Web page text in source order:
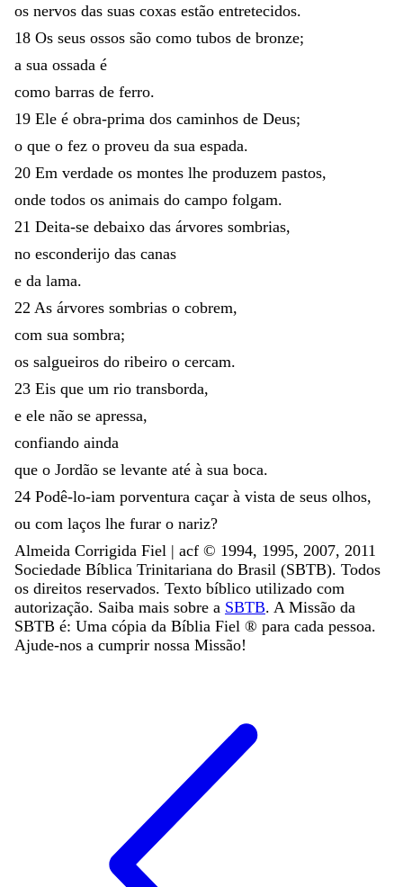
os nervos das suas coxas estão entretecidos.
18 Os seus ossos são como tubos de bronze;
a sua ossada é
como barras de ferro.
19 Ele é obra-prima dos caminhos de Deus;
o que o fez o proveu da sua espada.
20 Em verdade os montes lhe produzem pastos,
onde todos os animais do campo folgam.
21 Deita-se debaixo das árvores sombrias,
no esconderijo das canas
e da lama.
22 As árvores sombrias o cobrem,
com sua sombra;
os salgueiros do ribeiro o cercam.
23 Eis que um rio transborda,
e ele não se apressa,
confiando ainda
que o Jordão se levante até à sua boca.
24 Podê-lo-iam porventura caçar à vista de seus olhos,
ou com laços lhe furar o nariz?
Almeida Corrigida Fiel | acf ©️ 1994, 1995, 2007, 2011
Sociedade Bíblica Trinitariana do Brasil (SBTB). Todos
os direitos reservados. Texto bíblico utilizado com
autorização. Saiba mais sobre a SBTB. A Missão da
SBTB é: Uma cópia da Bíblia Fiel ®️ para cada pessoa.
Ajude-nos a cumprir nossa Missão!